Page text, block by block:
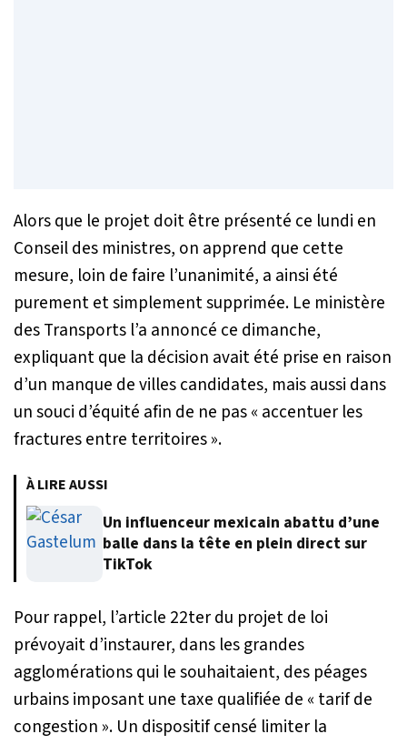
Alors que le projet doit être présenté ce lundi en
Conseil des ministres, on apprend que cette
mesure, loin de faire l’unanimité, a ainsi été
purement et simplement supprimée. Le ministère
des Transports l’a annoncé ce dimanche,
expliquant que la décision avait été prise en raison
d’un manque de villes candidates, mais aussi dans
un souci d’équité afin de ne pas « accentuer les
fractures entre territoires».
À LIRE AUSSI
Un influenceur mexicain abattu d’une
balle dans la tête en plein direct sur
TikTok
Pour rappel, l’article 22ter du projet de loi
prévoyait d’instaurer, dans les grandes
agglomérations qui le souhaitaient, des péages
urbains imposant une taxe qualifiée de « tarif de
congestion ». Un dispositif censé limiter la